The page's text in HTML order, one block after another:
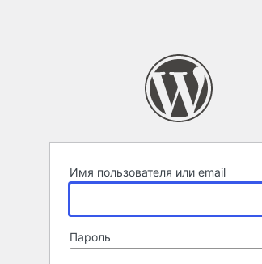
Имя пользователя или email
Пароль